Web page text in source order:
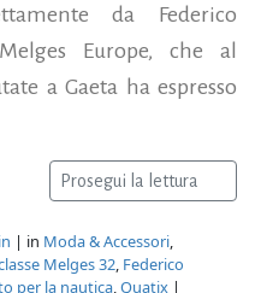
da Federico
Europe, che al
a Gaeta ha espresso
Prosegui la lettura
| in Moda & Accessori,
Melges 32, Federico
per la nautica,Quatix |